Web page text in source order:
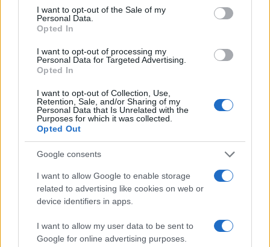
consent section.
I want to opt-out of the Sale of my
Personal Data.
Opted In
I want to opt-out of processing my
Personal Data for Targeted Advertising.
Opted In
I want to opt-out of Collection, Use,
Retention, Sale, and/or Sharing of my
Personal Data that Is Unrelated with the
Purposes for which it was collected.
Opted Out
Google consents
I want to allow Google to enable storage
related to advertising like cookies on web or
device identifiers in apps.
I want to allow my user data to be sent to
Google for online advertising purposes.
Guía completa para ver los partidos de
fútbol más importantes de la semana
El fútbol está en pleno apogeo con partidos…